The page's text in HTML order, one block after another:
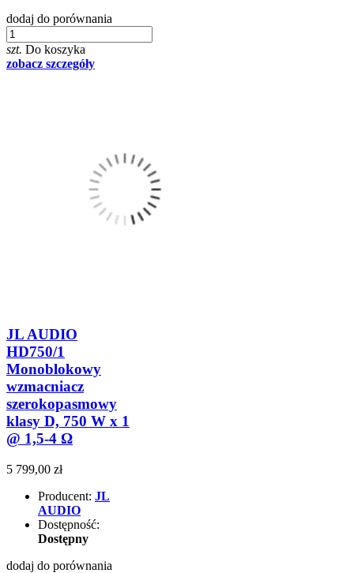
dodaj do porównania
szt. Do koszyka
zobacz szczegóły
JL AUDIO
HD750/1
Monoblokowy
wzmacniacz
szerokopasmowy
klasy D, 750 W x 1
@ 1,5-4 Ω
5 799,00 zł
Producent: JL
AUDIO
Dostępność:
Dostępny
dodaj do porównania